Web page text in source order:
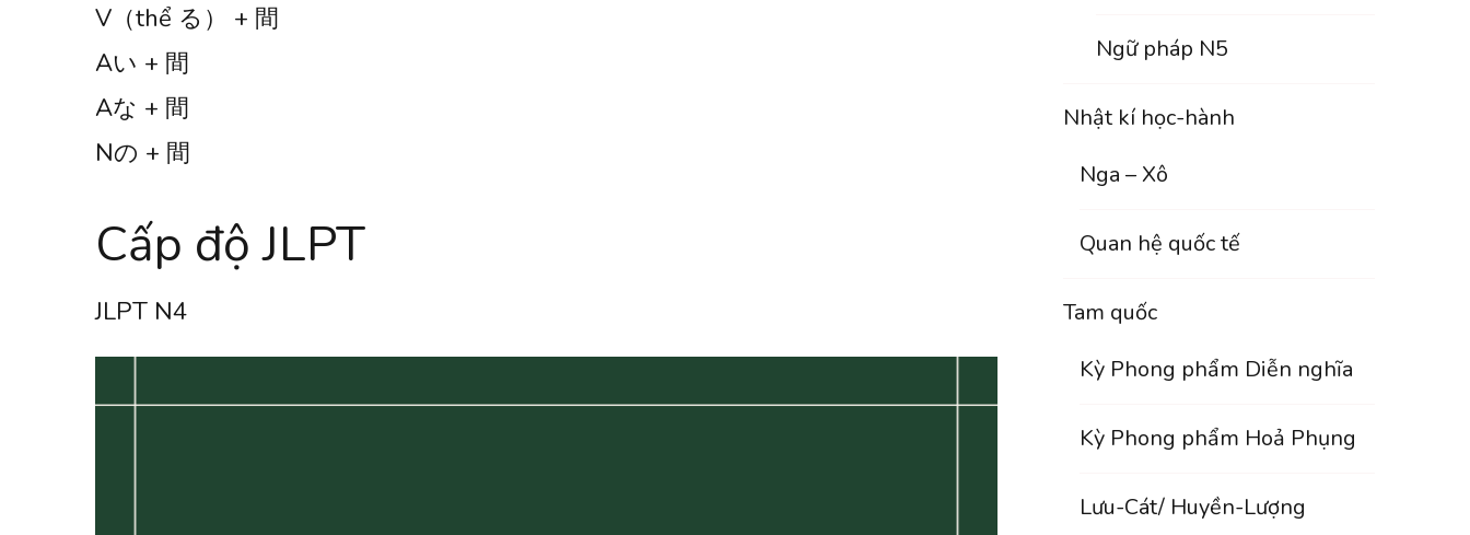
V（thể る） + 間
Aい + 間
Aな + 間
Nの + 間
Cấp độ JLPT
JLPT N4
Ngữ pháp N5
Nhật kí học-hành
Nga – Xô
Quan hệ quốc tế
Tam quốc
Kỳ Phong phẩm Diễn nghĩa
Kỳ Phong phẩm Hoả Phụng
Lưu-Cát/ Huyền-Lượng